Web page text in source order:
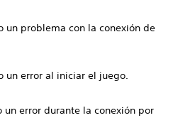
un problema con la conexión de
un error al iniciar el juego.
un error durante la conexión por